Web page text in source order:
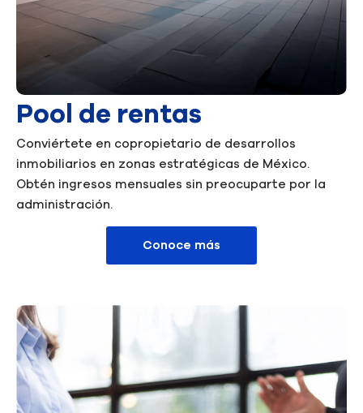
Pool de rentas
Conviértete en copropietario de desarrollos
inmobiliarios en zonas estratégicas de México.
Obtén ingresos mensuales sin preocuparte por la
administración.
Conoce más